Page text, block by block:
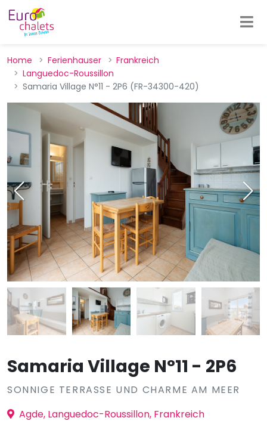
Home Ferienhauser
Frankreich
Languedoc-Roussillon
Samaria Village N°11 - 2P6 (FR-34300-420)
Samaria Village N°11 - 2P6
SONNIGE TERRASSE UND CHARME AM MEER
Agde, Languedoc-Roussillon, Frankreich